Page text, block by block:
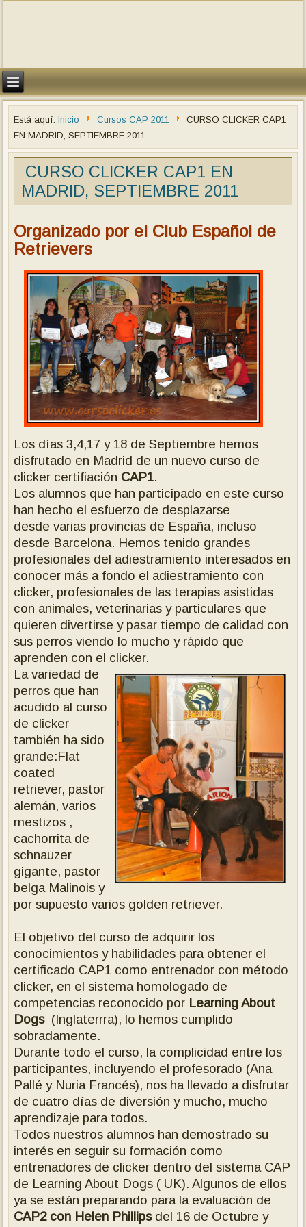
Está aquí:Inicio Cursos CAP 2011
CURSO CLICKER CAP1
EN MADRID, SEPTIEMBRE 2011
CURSO CLICKER CAP1 EN
MADRID, SEPTIEMBRE 2011
Organizado por el Club Español de
Retrievers
Los días 3,4,17 y 18 de Septiembre hemos
disfrutado en Madrid de un nuevo curso de
clicker certifiación CAP1.
Los alumnos que han participado en este curso
han hecho el esfuerzo de desplazarse
desde varias provincias de España, incluso
desde Barcelona. Hemos tenido grandes
profesionales del adiestramiento interesados en
conocer más a fondo el adiestramiento con
clicker, profesionales de las terapias asistidas
con animales, veterinarias y particulares que
quieren divertirse y pasar tiempo de calidad con
sus perros viendo lo mucho y rápido que
aprenden con el clicker.
La variedad de
perros que han
acudido al curso
de clicker
también ha sido
grande:Flat
coated
retriever, pastor
alemán, varios
mestizos ,
cachorrita de
schnauzer
gigante, pastor
belga Malinois y
por supuesto varios golden retriever.
El objetivo del curso de adquirir los
conocimientos y habilidades para obtener el
certificado CAP1 como entrenador con método
clicker, en el sistema homologado de
competencias reconocido por Learning About
Dogs(Inglaterrra), lo hemos cumplido
sobradamente.
Durante todo el curso, la complicidad entre los
participantes, incluyendo el profesorado (Ana
Pallé y Nuria Francés), nos ha llevado a disfrutar
de cuatro días de diversión y mucho, mucho
aprendizaje para todos.
Todos nuestros alumnos han demostrado su
interés en seguir su formación como
entrenadores de clicker dentro del sistema CAP
de Learning About Dogs ( UK). Algunos de ellos
ya se están preparando para la evaluación de
CAP2 con Helen Phillipsdel 16 de Octubre y